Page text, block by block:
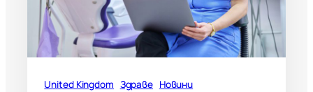
United Kingdom Здраве Новини